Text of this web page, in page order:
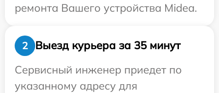
ремонта Вашего устройства Midea.
2
Выезд курьера за 35 минут
Сервисный инженер приедет по
указанному адресу для